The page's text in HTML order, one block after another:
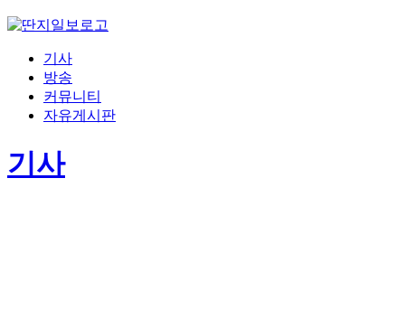
기사
방송
커뮤니티
자유게시판
기사